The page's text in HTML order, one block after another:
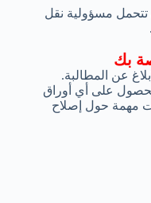
بك
عن المطالبة.
على أي أوراق
مهمة حول إصلاح
مسؤولية نقل